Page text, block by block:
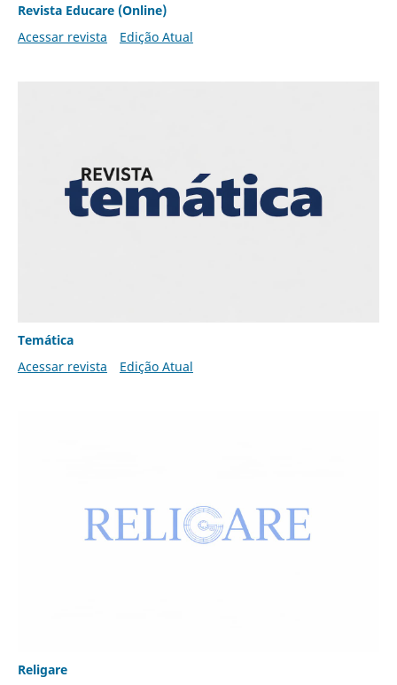
Revista Educare (Online)
Acessar revista
Edição Atual
Temática
Acessar revista
Edição Atual
Religare